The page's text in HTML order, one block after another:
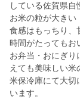
している佐賀県自
お米の粒が大きい
食感はもっちり、
時間がたってもお
お弁当・おにぎり
えても美味しい米
米保冷庫にて大切
います。